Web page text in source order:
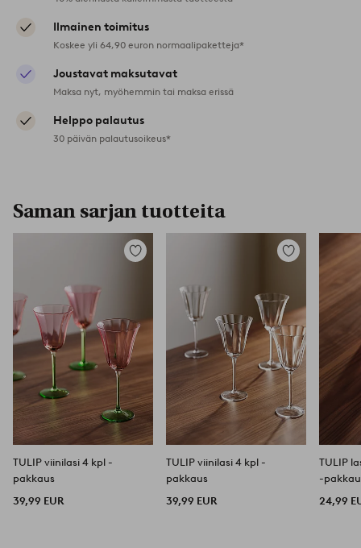
Ilmainen toimitus
Koskee yli 64,90 euron normaalipaketteja*
Joustavat maksutavat
Maksa nyt, myöhemmin tai maksa erissä
Helppo palautus
30 päivän palautusoikeus*
Saman sarjan tuotteita
Lisää
TULIP viinilasi 4 kpl -
pakkaus
39,99 EUR
Lisää
suosikkeihin
TULIP viinilasi 4 kpl -
pakkaus
39,99 EUR
TULIP
-
24,99